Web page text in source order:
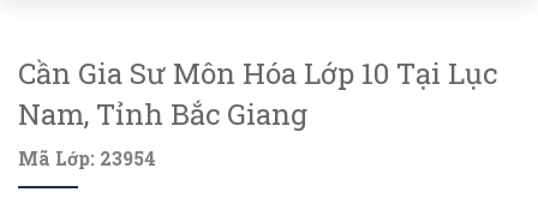
Cần Gia Sư Môn Hóa Lớp 10 Tại Lục
Nam, Tỉnh Bắc Giang
Mã Lớp: 23954